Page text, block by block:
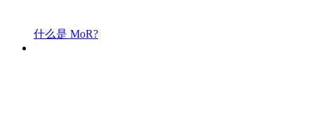
什么是 MoR?